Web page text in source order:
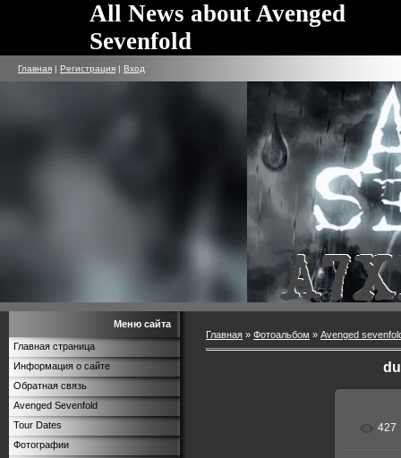
All News about Avenged
Sevenfold
Главная | Регистрация | Вход
Меню сайта
Главная страница
Информация о сайте
Обратная связь
Avenged Sevenfold
Tour Dates
Фотографии
Главная » Фотоальбом » Avenged
В
427